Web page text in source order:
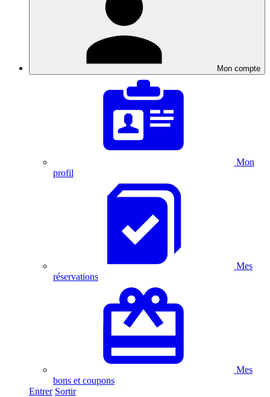
Mon compte
Mon
profil
Mes
réservations
Mes
bons et coupons
Entrer Sortir